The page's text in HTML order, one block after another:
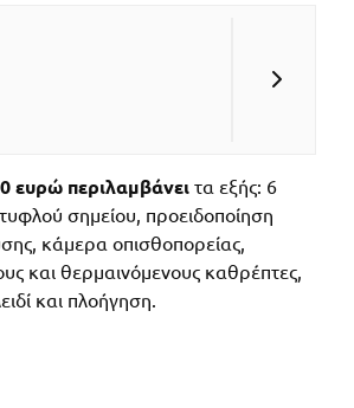
ευρώ περιλαμβάνει τα εξής: 6
σημείου, προειδοποίηση
κάμερα οπισθοπορείας,
και θερμαινόμενους καθρέπτες,
και πλοήγηση.